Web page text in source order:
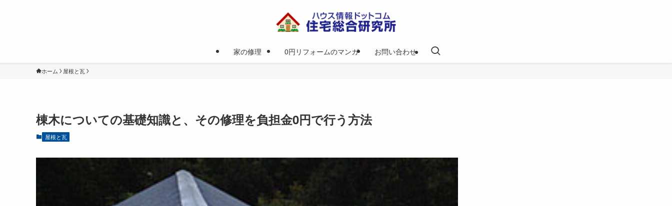
家の修理 0円リフォームのマンガ お問い合わせ
ホーム 屋根と瓦
棟木についての基礎知識と、その修理を負担金0円で行う方法
屋根と瓦